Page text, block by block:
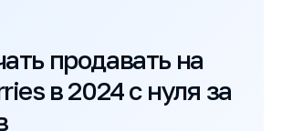
продавать на
в 2024 с нуля за